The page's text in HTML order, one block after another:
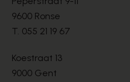
9600 Ronse
T. 055 21 19 67
Koestraat 13
9000 Gent